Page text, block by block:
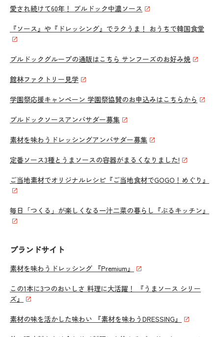
愛され続けて60年！ ブルドック中濃ソース
『ソース』や『ドレッシング』でラクうま！ おうちで韓国食堂
ブルドックグループの通販はこちら サンフーズのお好み焼
館林ファクトリー見学
学園祭応援キャンペーン 学園祭協賛のお申込みはこちらから
ブルドックソースアンバサダー募集
素材を味わうドレッシングアンバサダー募集
定番ソース3種とうまソースの容器がまるくなりました!
ご当地素材でオリジナルレシピ『ご当地食材でGOGO！めぐり』
毎日「つくる」が楽しくなる一汁二菜の暮らし『ぶるキッチン』
ブランドサイト
素材を味わうドレッシング 『Premium』
この1本に3つのおいしさ 料理に大活躍！ 『うまソース シリー
ズ』
素材の味を活かした味わい 『素材を味わうDRESSING』